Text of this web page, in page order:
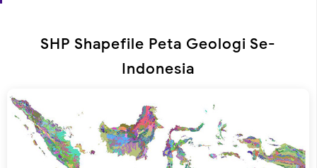
SHP Shapefile Peta Geologi Se-
Indonesia